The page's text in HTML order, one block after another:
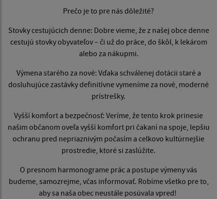
Prečo je to pre nás dôležité?
Stovky cestujúcich denne: Dobre vieme, že z našej obce denne
cestujú stovky obyvateľov – či už do práce, do škôl, k lekárom
alebo za nákupmi.
Výmena starého za nové: Vďaka schválenej dotácii staré a
dosluhujúce zastávky definitívne vymeníme za nové, moderné
prístrešky.
Vyšší komfort a bezpečnosť: Veríme, že tento krok prinesie
našim občanom oveľa vyšší komfort pri čakaní na spoje, lepšiu
ochranu pred nepriaznivým počasím a celkovo kultúrnejšie
prostredie, ktoré si zaslúžite.
O presnom harmonograme prác a postupe výmeny vás
budeme, samozrejme, včas informovať. Robíme všetko pre to,
aby sa naša obec neustále posúvala vpred!